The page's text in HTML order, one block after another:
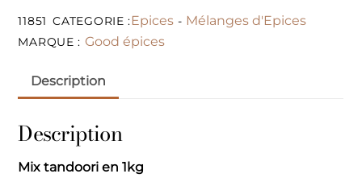
11851 CATEGORIE :Epices - Mélanges d'Epices
MARQUE : Good épices
Description
Description
Mix tandoori en 1kg